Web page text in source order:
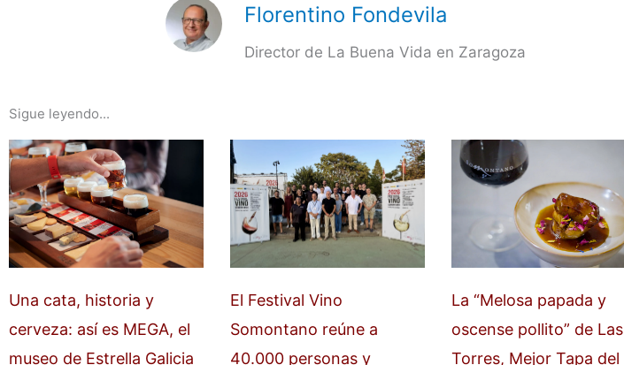
Florentino Fondevila
Director de La Buena Vida en Zaragoza
Sigue leyendo...
Una cata, historia y
cerveza: así es MEGA, el
museo de Estrella Galicia
El Festival Vino
Somontano reúne a
40.000 personas y
La “Melosa papada y
oscense pollito” de Las
Torres, Mejor Tapa del